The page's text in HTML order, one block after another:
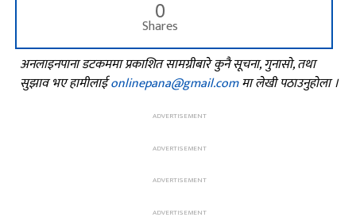
0
Shares
अनलाइनपाना डटकममा प्रकाशित सामग्रीबारे कुनै सूचना, गुनासो, तथा
सुझाव भए हामीलाईonlinepana@gmail.comमा लेखी पठाउनुहोला ।